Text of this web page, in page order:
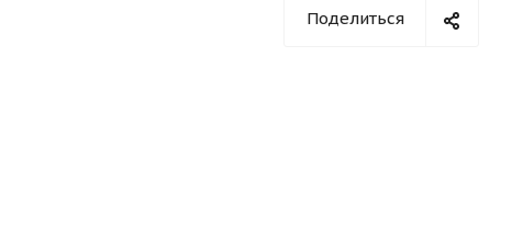
Поделиться